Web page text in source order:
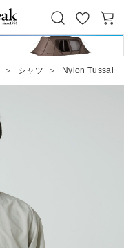
お
気
カ
＞ シャツ ＞ Nylon Tussah